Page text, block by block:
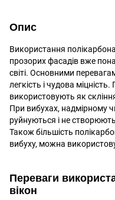
Опис
Використання
прозорих фасадів вже
світі. Основними
легкість і чудова
використовують як
При вибухах, надмірному
руйнуються і не
Також більшість
вибуху, можна
Переваги
вікон